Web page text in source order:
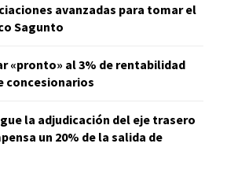
avanzadas para tomar el
Sagunto
«pronto» al 3% de rentabilidad
concesionarios
la adjudicación del eje trasero
un 20% de la salida de